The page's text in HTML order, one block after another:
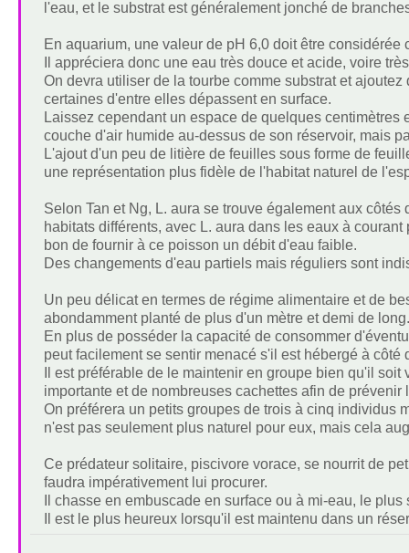
l'eau, et le substrat est généralement jonché de
En aquarium, une valeur de pH 6,0 doit être considérée
Il appréciera donc une eau très douce et acide, voire
On devra utiliser de la tourbe comme substrat et
certaines d'entre elles dépassent en surface.
Laissez cependant un espace de quelques
couche d'air humide au-dessus de son réservoir, mais
L'ajout d'un peu de litière de feuilles sous forme de
une représentation plus fidèle de l'habitat naturel de
Selon Tan et Ng, L. aura se trouve également aux
habitats différents, avec L. aura dans les eaux à
bon de fournir à ce poisson un débit d'eau faible.
Des changements d'eau partiels mais réguliers sont
Un peu délicat en termes de régime alimentaire et de
abondamment planté de plus d'un mètre et demi de long.
En plus de posséder la capacité de consommer
peut facilement se sentir menacé s'il est hébergé à
Il est préférable de le maintenir en groupe bien qu'il
importante et de nombreuses cachettes afin de prévenir
On préférera un petits groupes de trois à cinq individus
n'est pas seulement plus naturel pour eux, mais cela
Ce prédateur solitaire, piscivore vorace, se nourrit de
faudra impérativement lui procurer.
Il chasse en embuscade en surface ou à mi-eau, le
Il est le plus heureux lorsqu'il est maintenu dans un